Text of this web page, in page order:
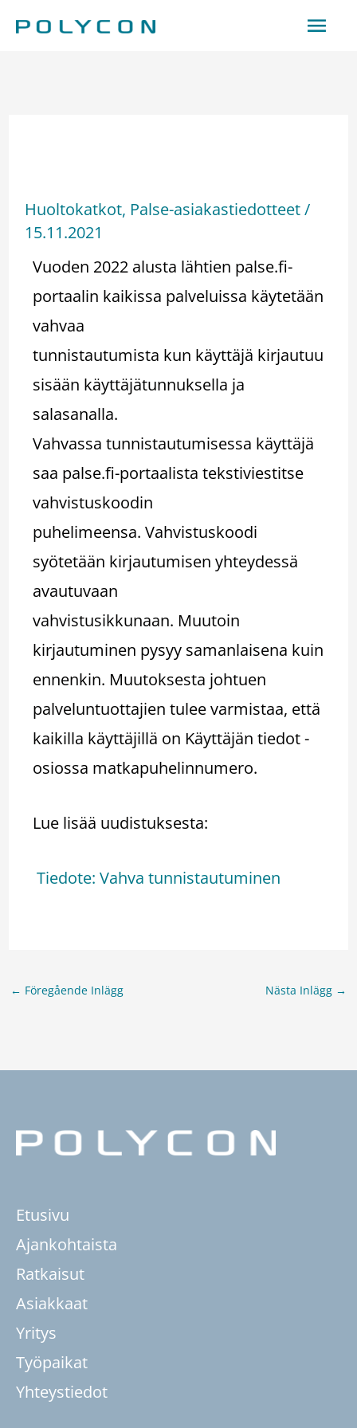
Huoltokatkot, Palse-asiakastiedotteet/
15.11.2021
Vuoden 2022 alusta lähtien palse.fi-
portaalin kaikissa palveluissa käytetään
vahvaa
tunnistautumista kun käyttäjä kirjautuu
sisään käyttäjätunnuksella ja
salasanalla.
Vahvassa tunnistautumisessa käyttäjä
saa palse.fi-portaalista tekstiviestitse
vahvistuskoodin
puhelimeensa. Vahvistuskoodi
syötetään kirjautumisen yhteydessä
avautuvaan
vahvistusikkunaan. Muutoin
kirjautuminen pysyy samanlaisena kuin
ennenkin. Muutoksesta johtuen
palveluntuottajien tulee varmistaa, että
kaikilla käyttäjillä on Käyttäjän tiedot -
osiossa matkapuhelinnumero.
Lue lisää uudistuksesta:
Tiedote: Vahva tunnistautuminen
← Föregående Inlägg Nästa Inlägg →
Etusivu
Ajankohtaista
Ratkaisut
Asiakkaat
Yritys
Työpaikat
Yhteystiedot